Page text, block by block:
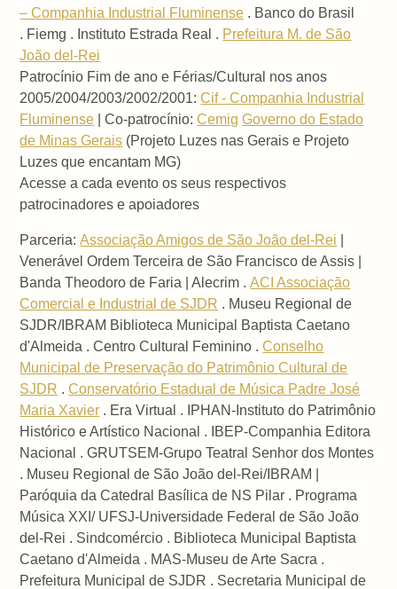
– Companhia Industrial Fluminense . Banco do Brasil
. Fiemg . Instituto Estrada Real . Prefeitura M. de São
João del-Rei
Patrocínio Fim de ano e Férias/Cultural nos anos
2005/2004/2003/2002/2001:Cif - Companhia Industrial
Fluminense | Co-patrocínio:Cemig Governo do Estado
de Minas Gerais (Projeto Luzes nas Gerais e Projeto
Luzes que encantam MG)
Acesse a cada evento os seus respectivos
patrocinadores e apoiadores
Parceria:Associação Amigos de São João del-Rei
Venerável Ordem Terceira de São Francisco de Assis |
Banda Theodoro de Faria | Alecrim .ACI Associação
Comercial e Industrial de SJDR . Museu Regional de
SJDR/IBRAM Biblioteca Municipal Baptista Caetano
d'Almeida . Centro Cultural Feminino .Conselho
Municipal de Preservação do Patrimônio Cultural de
SJDR .Conservatório Estadual de Música Padre José
Maria Xavier . Era Virtual . IPHAN-Instituto do Patrimônio
Histórico e Artístico Nacional . IBEP-Companhia Editora
Nacional . GRUTSEM-Grupo Teatral Senhor dos Montes
. Museu Regional de São João del-Rei/IBRAM |
Paróquia da Catedral Basílica de NS Pilar . Programa
Música XXI/ UFSJ-Universidade Federal de São João
del-Rei . Sindcomércio . Biblioteca Municipal Baptista
Caetano d'Almeida . MAS-Museu de Arte Sacra .
Prefeitura Municipal de SJDR . Secretaria Municipal de